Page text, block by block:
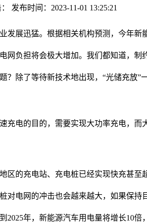
发布时间：2023-11-01 13:25:21
发展迅猛。根据相关机构预测，今年新
网负担将会极大增加。我们都知道，制
？除了等待新技术地出现，“光储充放
充电的目的，需要实现大功率充电，而
区的充电站、充电桩已经实现快充甚至
对电网的冲击也会越来越大，如果保
2025年，新能源汽车用电量将增长10倍